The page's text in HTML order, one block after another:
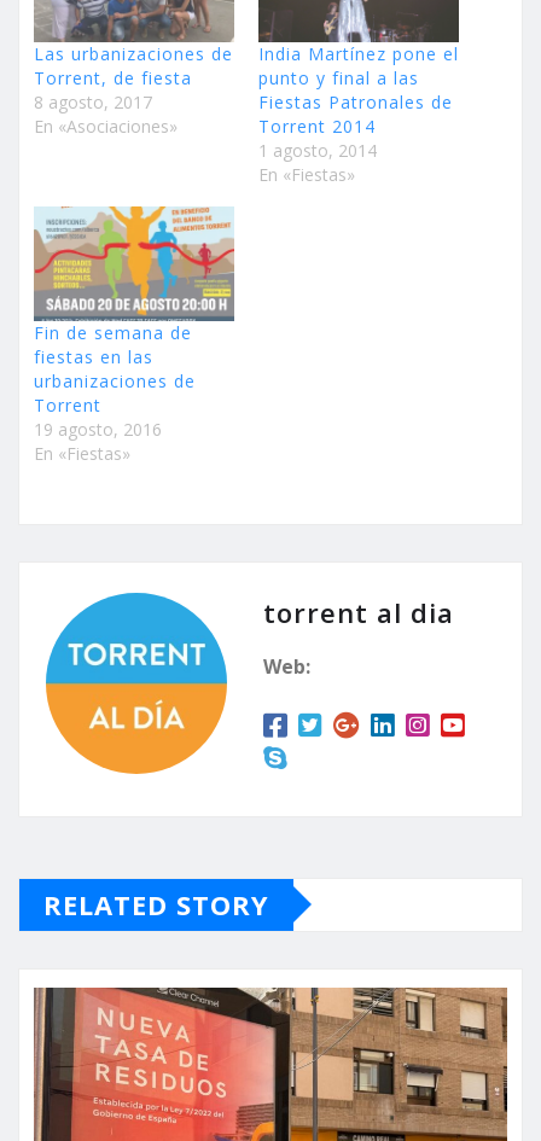
Las urbanizaciones de
Torrent, de fiesta
8 agosto, 2017
En «Asociaciones»
India Martínez pone el
punto y final a las
Fiestas Patronales de
Torrent 2014
1 agosto, 2014
En «Fiestas»
Fin de semana de
fiestas en las
urbanizaciones de
Torrent
19 agosto, 2016
En «Fiestas»
torrent al dia
Web:
RELATED STORY